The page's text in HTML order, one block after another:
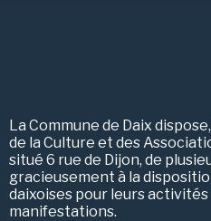
La Commune de Daix
de la Culture et des
situé 6 rue de Dijon, de
gracieusement à la
daixoises pour leurs
manifestations.